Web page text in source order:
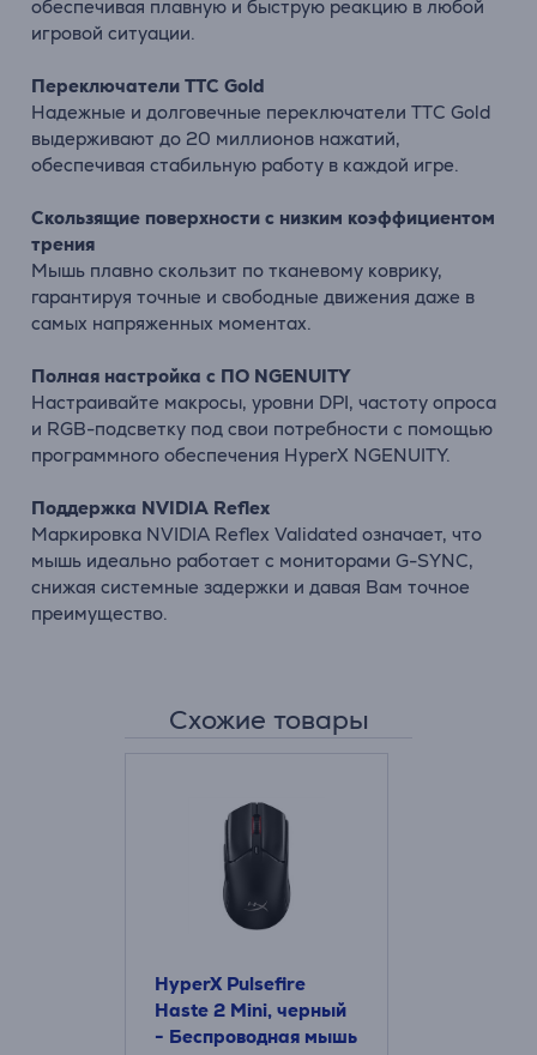
обеспечивая плавную и быструю реакцию в любой
игровой ситуации.
Переключатели TTC Gold
Надежные и долговечные переключатели TTC Gold
выдерживают до 20 миллионов нажатий,
обеспечивая стабильную работу в каждой игре.
Скользящие поверхности с низким коэффициентом
трения
Мышь плавно скользит по тканевому коврику,
гарантируя точные и свободные движения даже в
самых напряженных моментах.
Полная настройка с ПО NGENUITY
Настраивайте макросы, уровни DPI, частоту опроса
и RGB-подсветку под свои потребности с помощью
программного обеспечения HyperX NGENUITY.
Поддержка NVIDIA Reflex
Маркировка NVIDIA Reflex Validated означает, что
мышь идеально работает с мониторами G-SYNC,
снижая системные задержки и давая Вам точное
преимущество.
Схожие товары
HyperX Pulsefire
Haste 2 Mini, черный
- Беспроводная мышь